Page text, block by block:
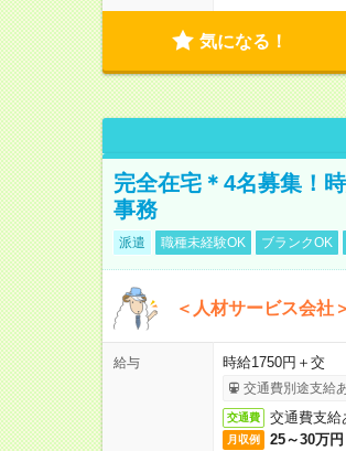
気になる！
完全在宅＊4名募集！
事務
派遣 職種未経験OK ブランクOK
＜人材サービス会社
給与 時給1750円＋交
交通費別途支給
交通費 交通費支給
月収例 25～30万円